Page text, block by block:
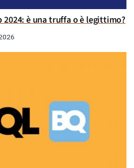
2024: è una truffa o è legittimo?